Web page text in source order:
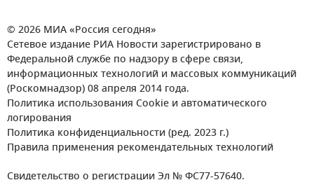
© 2026 МИА «Россия сегодня»
Сетевое издание РИА Новости зарегистрировано в
Федеральной службе по надзору в сфере связи,
информационных технологий и массовых коммуникаций
(Роскомнадзор) 08 апреля 2014 года.
Политика использования Cookie и автоматического
логирования
Политика конфиденциальности (ред. 2023 г.)
Правила применения рекомендательных технологий